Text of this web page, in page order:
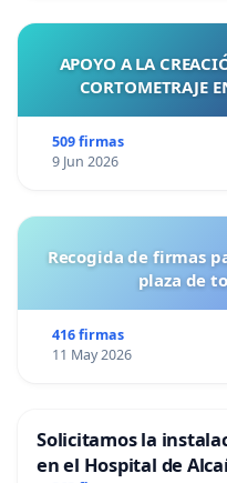
APOYO A LA
CORTOMETRAJE
509 firmas
9 Jun 2026
Recogida de firmas
plaza de
416 firmas
11 May 2026
Solicitamos la
en el Hospital de